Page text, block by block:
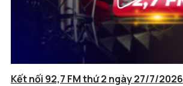
Kết nối 92,7 FM thứ 2 ngày 27/7/2026